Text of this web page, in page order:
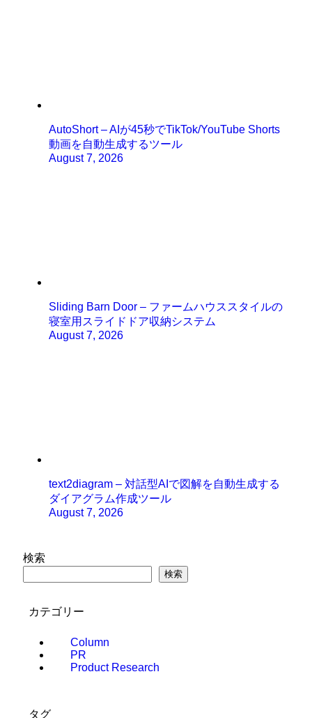
AutoShort – AIが45秒でTikTok/YouTube Shorts
動画を自動生成するツール
August 7, 2026
Sliding Barn Door – ファームハウススタイルの
寝室用スライドドア収納システム
August 7, 2026
text2diagram – 対話型AIで図解を自動生成する
ダイアグラム作成ツール
August 7, 2026
検索
検索
カテゴリー
Column
PR
Product Research
タグ